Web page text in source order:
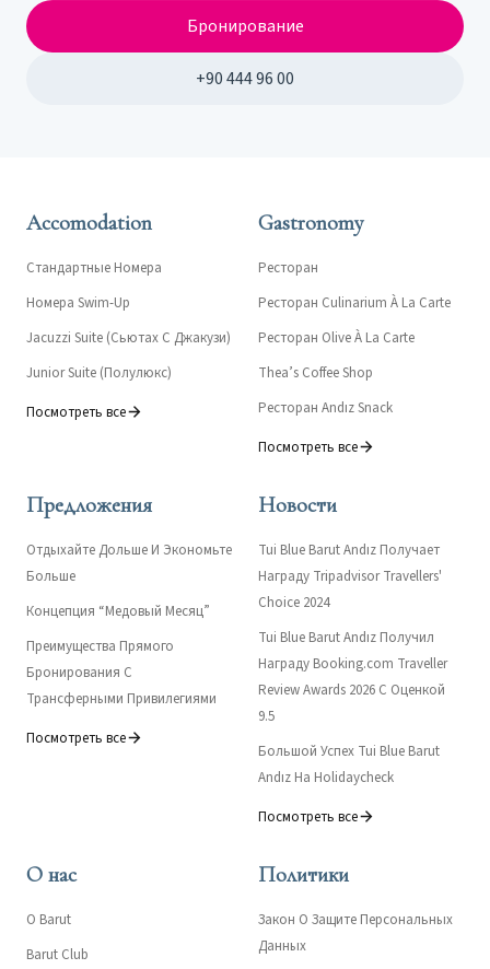
Бронирование
+90 444 96 00
Accomodation
Стандартные Номера
Номера Swim-Up
Jacuzzi Suite (Сьютах С Джакузи)
Junior Suite (Полулюкс)
Посмотреть все
Gastronomy
Ресторан
Ресторан Culinarium À La Carte
Ресторан Olive À La Carte
Thea’s Coffee Shop
Ресторан Andız Snack
Посмотреть все
Предложения
Отдыхайте Дольше И Экономьте
Больше
Концепция “Медовый Месяц”
Преимущества Прямого
Бронирования С
Трансферными Привилегиями
Посмотреть все
Новости
Tui Blue Barut Andız Получает
Награду Tripadvisor Travellers'
Choice 2024
Tui Blue Barut Andız Получил
Награду Booking.com Traveller
Review Awards 2026 С Оценкой
9.5
Большой Успех Tui Blue Barut
Andız На Holidaycheck
Посмотреть все
О нас
О Barut
Barut Club
Политики
Закон О Защите Персональных
Данных